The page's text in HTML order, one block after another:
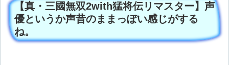
【真・三國無双2with猛将伝リマスター】声
優というか声昔のままっぽい感じがする
ね。